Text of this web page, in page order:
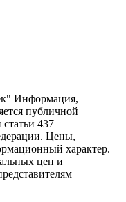
Информация,
публичной
437
Цены,
характер.
цен и